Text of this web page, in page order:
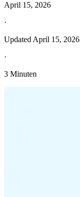
April 15, 2026
·
Updated April 15, 2026
·
3 Minuten